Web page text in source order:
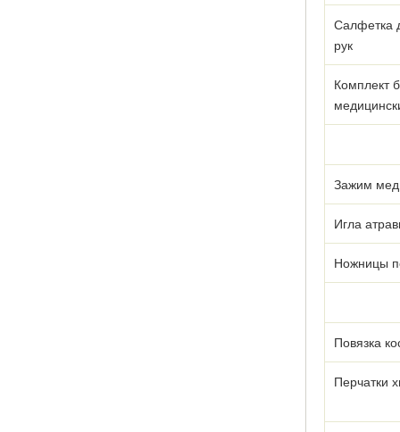
Салфетка
рук
Комплект
Зажим
Игла
Ножницы
Повязка
Перчатки